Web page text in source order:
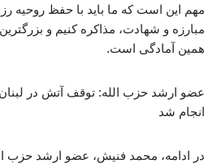
مهم این است که ما باید با حفظ روحیه
مبارزه و شهادت، مذاکره کنیم و
همین آمادگی است.
عضو ارشد حزب الله: توقف آتش در
انجام شد
در ادامه، محمد فنیش، عضو ارشد حزب